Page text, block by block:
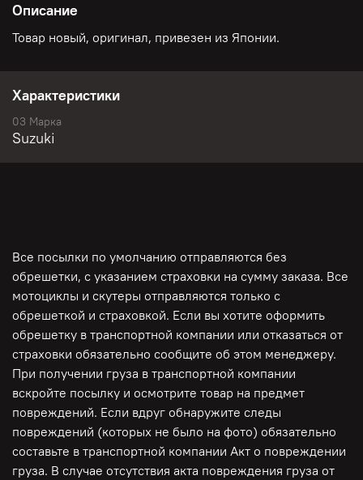
Описание
Товар новый, оригинал, привезен из Японии.
Характеристики
03 Марка
Suzuki
Все посылки по умолчанию отправляются без
обрешетки, с указанием страховки на сумму заказа. Все
мотоциклы и скутеры отправляются только с
обрешеткой и страховкой. Если вы хотите оформить
обрешетку в транспортной компании или отказаться от
страховки обязательно сообщите об этом менеджеру.
При получении груза в транспортной компании
вскройте посылку и осмотрите товар на предмет
повреждений. Если вдруг обнаружите следы
повреждений (которых не было на фото) обязательно
составьте в транспортной компании Акт о повреждении
груза. В случае отсутствия акта повреждения груза от